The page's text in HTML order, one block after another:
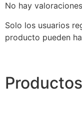
No hay
Solo los usuarios
producto pueden